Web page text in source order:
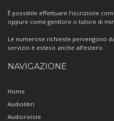
È possibile effettuare l'iscrizione
oppure come genitore o tutore di
Le numerose richieste pervengono
servizio è esteso anche all’estero.
NAVIGAZIONE
Home
Audiolibri
Audioriviste